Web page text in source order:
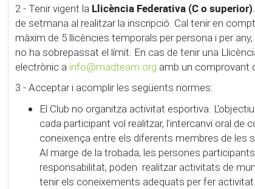
2 - Tenir vigent la Llicència Federativa (C o superior)
de setmana al realitzar la inscripció. Cal tenir en
màxim de 5 llicències temporals per persona i per
no ha sobrepassat el límit. En cas de tenir una
electrònic a info@madteam.org amb un comprovant
3 - Acceptar i acomplir les següents normes:
El Club no organitza activitat esportiva.
cada participant vol realitzar, l’intercanvi oral
coneixença entre els diferents membres de les
Al marge de la trobada, les persones
responsabilitat, poden realitzar activitats de
tenir els coneixements adequats per fer